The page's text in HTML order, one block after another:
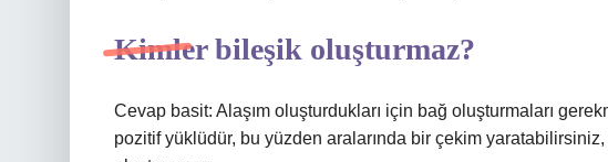
Kimler bileşik oluşturmaz?
Cevap basit: Alaşım oluşturdukları için bağ oluşturmaları
pozitif yüklüdür, bu yüzden aralarında bir çekim